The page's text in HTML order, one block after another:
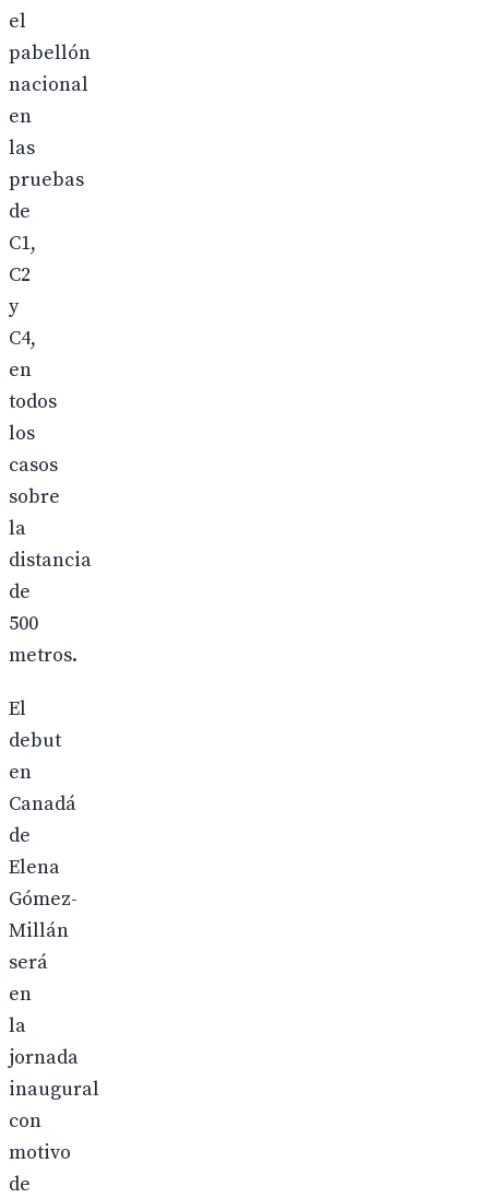
el
pabellón
nacional
en
las
pruebas
de
C1,
C2
y
C4,
en
todos
los
casos
sobre
la
distancia
de
500
metros.
El
debut
en
Canadá
de
Elena
Gómez-
Millán
será
en
la
jornada
inaugural
con
motivo
de